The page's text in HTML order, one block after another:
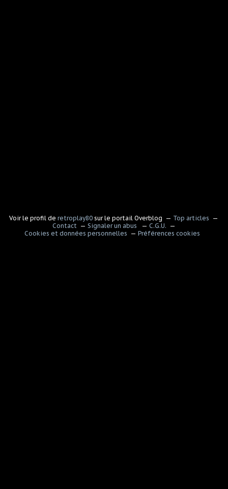
Voir le profil deretroplay80 sur le portail Overblog
Top articles
Contact
Signaler un abus
C.G.U.
Cookies et données personnelles
Préférences cookies